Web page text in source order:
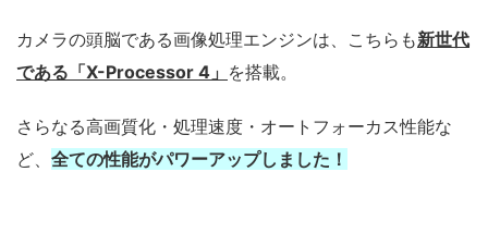
カメラの頭脳である画像処理エンジンは、こちらも新世代
である「X-Processor 4」 を搭載。
さらなる高画質化・処理速度・オートフォーカス性能な
ど、 全ての性能がパワーアップしました！